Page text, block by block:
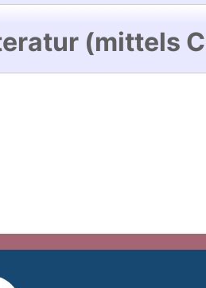
(mittels